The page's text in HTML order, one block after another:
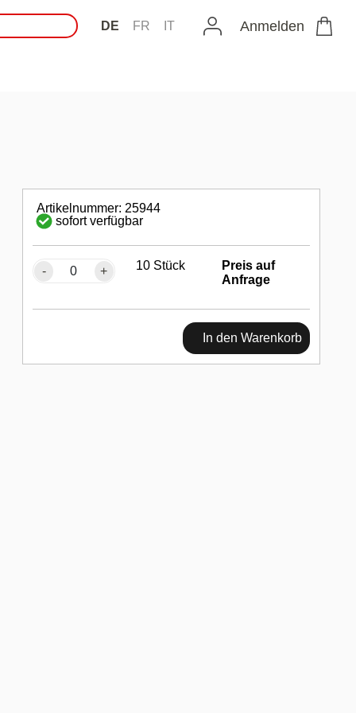
DE FR IT Anmelden
Artikelnummer: 25944
sofort verfügbar
- + 10 Stück
Preis auf
Anfrage
In den Warenkorb